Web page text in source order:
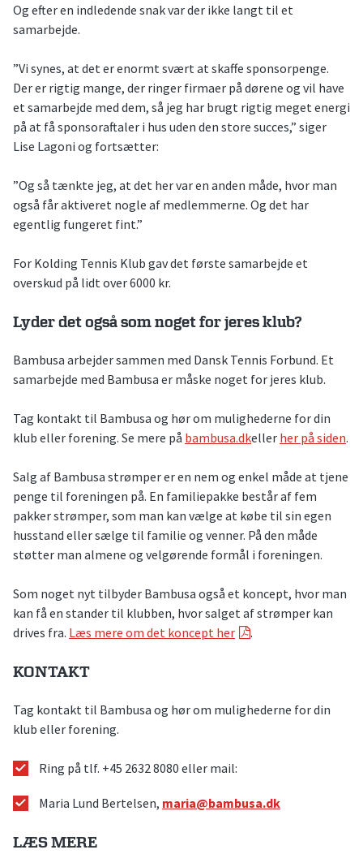
Og efter en indledende snak var der ikke langt til et
samarbejde.
”Vi synes, at det er enormt svært at skaffe sponsorpenge.
Der er rigtig mange, der ringer firmaer på dørene og vil have
et samarbejde med dem, så jeg har brugt rigtig meget energi
på at få sponsoraftaler i hus uden den store succes,” siger
Lise Lagoni og fortsætter:
”Og så tænkte jeg, at det her var en anden måde, hvor man
også får aktiveret nogle af medlemmerne. Og det har
egentlig fungeret fint.”
For Kolding Tennis Klub gav det første samarbejde et
overskud på lidt over 6000 kr.
Lyder det også som noget for jeres klub?
Bambusa arbejder sammen med Dansk Tennis Forbund. Et
samarbejde med Bambusa er måske noget for jeres klub.
Tag kontakt til Bambusa og hør om mulighederne for din
klub eller forening. Se mere på bambusa.dkeller her på siden.
Salg af Bambusa strømper er en nem og enkel måde at tjene
penge til foreningen på. En familiepakke består af fem
pakker strømper, som man kan vælge at købe til sin egen
husstand eller sælge til familie og venner. På den måde
støtter man almene og velgørende formål i foreningen.
Som noget nyt tilbyder Bambusa også et koncept, hvor man
kan få en stander til klubben, hvor salget af strømper kan
drives fra. Læs mere om det koncept her .
KONTAKT
Tag kontakt til Bambusa og hør om mulighederne for din
klub eller forening.
Ring på tlf. +45 2632 8080 eller mail:
Maria Lund Bertelsen, maria@bambusa.dk
LÆS MERE